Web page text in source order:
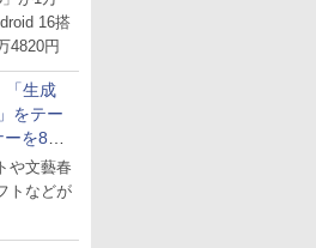
16搭
4820円
「生成
をテー
を8月
催
や文藝春
トなどが